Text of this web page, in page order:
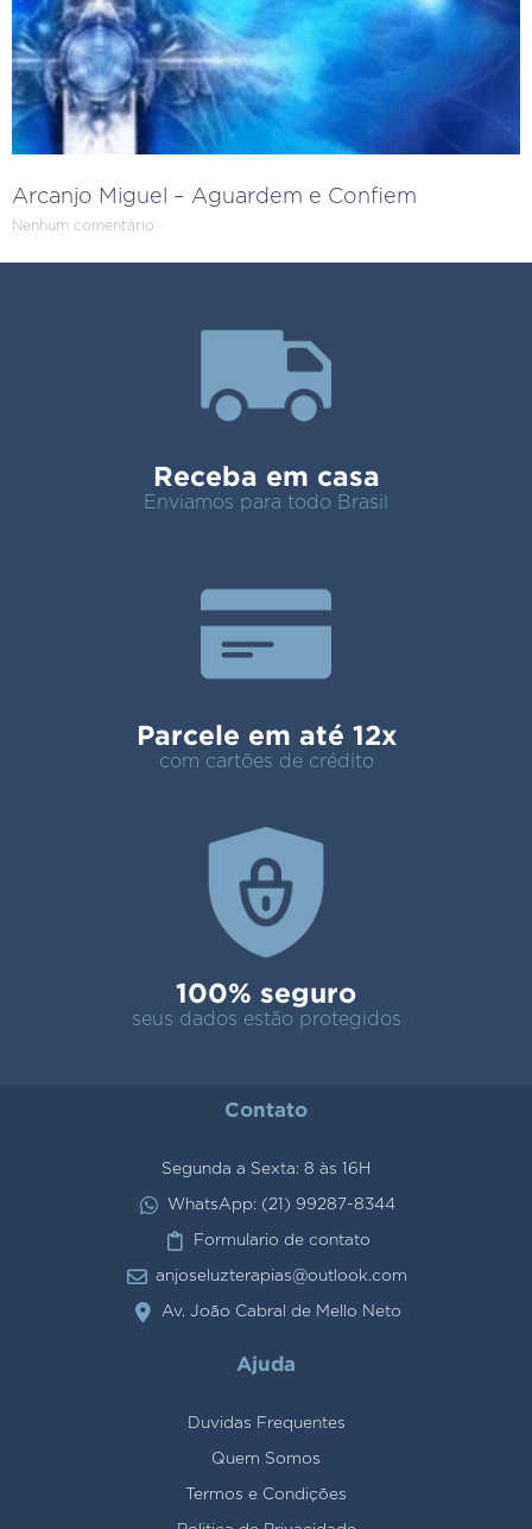
Arcanjo Miguel – Aguardem e Confiem
Nenhum comentário
Receba em casa
Enviamos para todo Brasil
Parcele em até 12x
com cartões de crédito
100% seguro
seus dados estão protegidos
Contato
Segunda a Sexta: 8 às 16H
WhatsApp: (21) 99287-8344
Formulario de contato
anjoseluzterapias@outlook.com
Av. João Cabral de Mello Neto
Ajuda
Duvidas Frequentes
Quem Somos
Termos e Condições